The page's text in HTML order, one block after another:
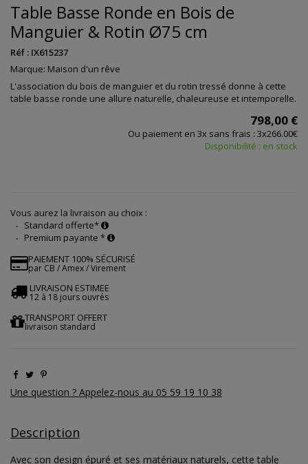
Table Basse Ronde en Bois de
Manguier & Rotin Ø75 cm
Réf : IX615237
Marque: Maison d'un rêve
L'association du bois de manguier et du rotin tressé donne à cette
table basse ronde une allure naturelle, chaleureuse et intemporelle.
798,00 €
Ou paiement en 3x sans frais : 3x266.00€
Disponibilité : en stock
Vous aurez la livraison au choix :
Standard offerte*
Premium payante *
PAIEMENT 100% SÉCURISÉ
par CB / Amex / Virement
LIVRAISON ESTIMEE
12 à 18 jours ouvrés
TRANSPORT OFFERT
livraison standard
Une question ? Appelez-nous au 05 59 19 10 38
Description
Avec son design épuré et ses matériaux naturels, cette table